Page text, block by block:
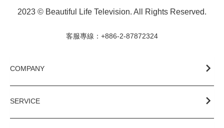
2023 © Beautiful Life Television. All Rights Reserved.
客服專線：+886-2-87872324
COMPANY
SERVICE